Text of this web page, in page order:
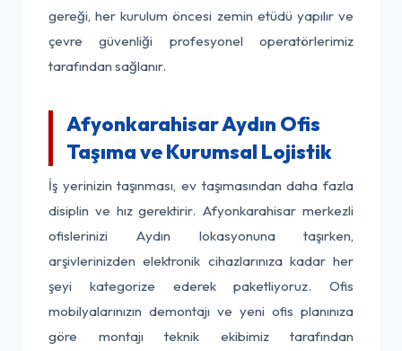
gereği, her kurulum öncesi zemin etüdü yapılır ve
çevre güvenliği profesyonel operatörlerimiz
tarafından sağlanır.
Afyonkarahisar Aydın Ofis
Taşıma ve Kurumsal Lojistik
İş yerinizin taşınması, ev taşımasından daha fazla
disiplin ve hız gerektirir. Afyonkarahisar merkezli
ofislerinizi Aydın lokasyonuna taşırken,
arşivlerinizden elektronik cihazlarınıza kadar her
şeyi kategorize ederek paketliyoruz. Ofis
mobilyalarınızın demontajı ve yeni ofis planınıza
göre montajı teknik ekibimiz tarafından